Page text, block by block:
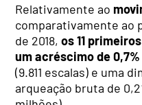
Relativamente ao
comparativamente ao
de 2018,os 11
um acréscimo de
(9.811 escalas) e uma
arqueação bruta de